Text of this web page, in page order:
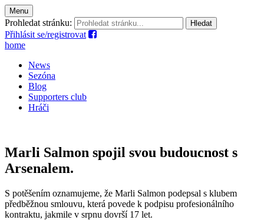
Menu
Prohledat stránku:
Přihlásit se/registrovat
home
News
Sezóna
Blog
Supporters club
Hráči
Marli Salmon spojil svou budoucnost s
Arsenalem.
S potěšením oznamujeme, že Marli Salmon podepsal s klubem
předběžnou smlouvu, která povede k podpisu profesionálního
kontraktu, jakmile v srpnu dovrší 17 let.